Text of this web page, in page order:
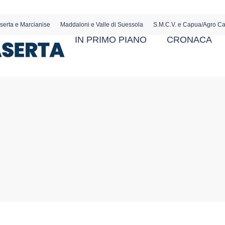
e Marcianise Maddaloni e Valle di Suessola S.M.C.V. e Capua/Agro
IN PRIMO PIANO CRONACA